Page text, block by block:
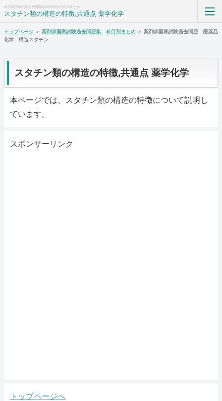
薬剤師国家試験過去問題集解答解説科目別まとめ
スタチン類の構造の特徴,共通点 薬学化学
薬剤師国家試験過去問題集解答解説科目別まとめ
ホーム
トップページ ＞ 薬剤師国家試験過去問題集 科目別まとめ ＞ 薬剤師国家試験過去問題 医薬品
化学 構造スタチン
スタチン類の構造の特徴,共通点 薬学化学
本ページでは、スタチン類の構造の特徴について説明し
ています。
スポンサーリンク
トップページへ